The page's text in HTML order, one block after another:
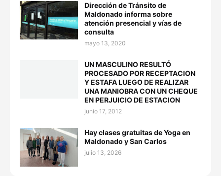
Dirección de Tránsito de
Maldonado informa sobre
atención presencial y vías de
consulta
mayo 13, 2020
UN MASCULINO RESULTÓ
PROCESADO POR RECEPTACION
Y ESTAFA LUEGO DE REALIZAR
UNA MANIOBRA CON UN CHEQUE
EN PERJUICIO DE ESTACION
junio 17, 2012
Hay clases gratuitas de Yoga en
Maldonado y San Carlos
julio 13, 2026